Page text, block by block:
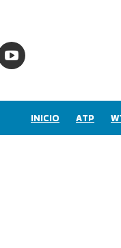
INICIO ATP